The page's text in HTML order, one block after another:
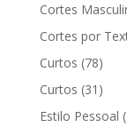
Cortes
Cortes por
Curtos (78)
Curtos (31)
Estilo Pessoal